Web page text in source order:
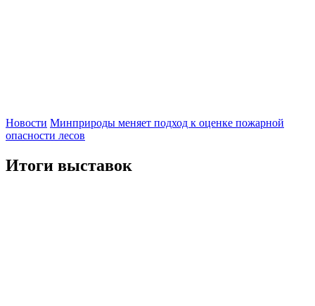
Новости Минприроды меняет подход к оценке пожарной
опасности лесов
Итоги выставок